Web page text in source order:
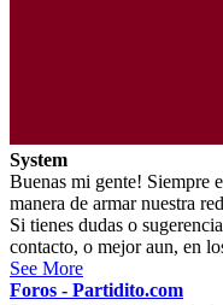
System
Buenas mi gente! Siempre
manera de armar nuestra
Si tienes dudas o
contacto, o mejor aun, en
See More
Foros - Partidito.com